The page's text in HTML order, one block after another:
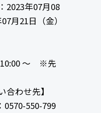
2023年07月08
月21日（金）
10:00 〜 ※先
合わせ先】
550-799